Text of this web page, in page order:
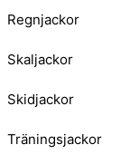
Regnjackor
Skaljackor
Skidjackor
Träningsjackor